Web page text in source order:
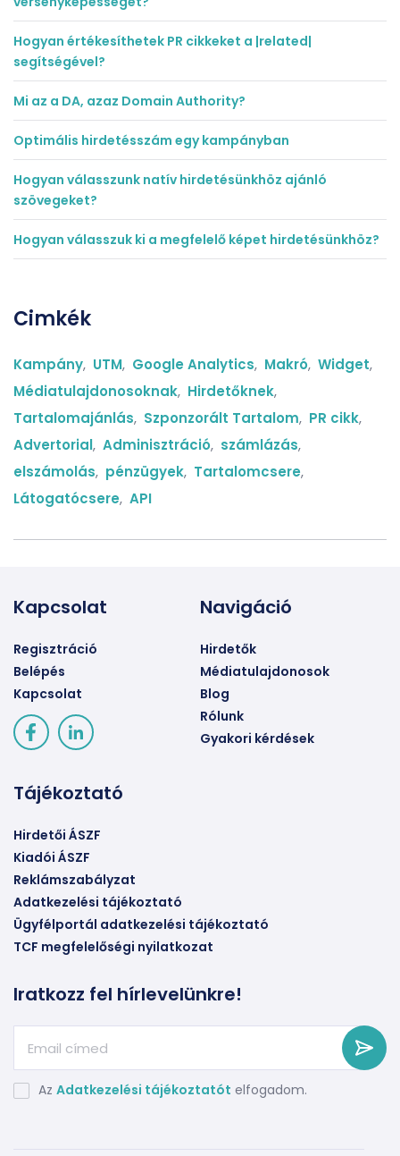
Hogyan értékesíthetek PR cikkeket a |related|
segítségével?
Mi az a DA, azaz Domain Authority?
Optimális hirdetésszám egy kampányban
Hogyan válasszunk natív hirdetésünkhöz ajánló
szövegeket?
Hogyan válasszuk ki a megfelelő képet hirdetésünkhöz?
Cimkék
Kampány, UTM, Google Analytics, Makró, Widget,
Médiatulajdonosoknak, Hirdetőknek,
Tartalomajánlás, Szponzorált Tartalom, PR cikk,
Advertorial, Adminisztráció, számlázás,
elszámolás, pénzügyek, Tartalomcsere,
Látogatócsere, API
Kapcsolat
Regisztráció
Belépés
Kapcsolat
Navigáció
Hirdetők
Médiatulajdonosok
Blog
Rólunk
Gyakori kérdések
Tájékoztató
Hirdetői ÁSZF
Kiadói ÁSZF
Reklámszabályzat
Adatkezelési tájékoztató
Ügyfélportál adatkezelési tájékoztató
TCF megfelelőségi nyilatkozat
Iratkozz fel hírlevelünkre!
Az Adatkezelési tájékoztatót elfogadom.